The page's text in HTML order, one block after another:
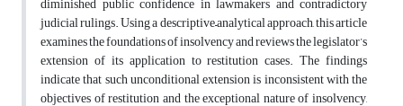
judicial rulings. Using a descriptive–analytical approach, this article
examines the foundations of insolvency and reviews the legislator’s
extension of its application to restitution cases. The findings
indicate that such unconditional extension is inconsistent with the
objectives of restitution and the exceptional nature of insolvency,